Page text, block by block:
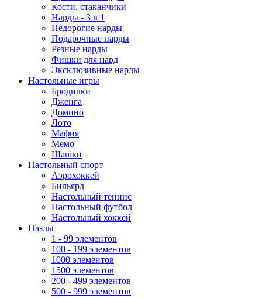
Кости, стаканчики
Нарды - 3 в 1
Недорогие нарды
Подарочные нарды
Резные нарды
Фишки для нард
Эксклюзивные нарды
Настольные игры
Бродилки
Дженга
Домино
Лото
Мафия
Мемо
Шашки
Настольный спорт
Аэрохоккей
Бильярд
Настольный теннис
Настольный футбол
Настольный хоккей
Пазлы
1 - 99 элементов
100 - 199 элементов
1000 элементов
1500 элементов
200 - 499 элементов
500 - 999 элементов